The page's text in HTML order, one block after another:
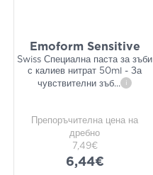
Emoform Sensitive
Swiss Специална паста за зъби
с калиев нитрат 50ml - За
чувствителни зъб... i
Препоръчителна цена на
дребно
7,49€
6,44€